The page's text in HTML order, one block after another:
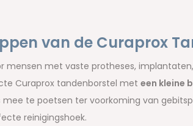
van de Curaprox
mensen met vaste protheses,
Curaprox tandenborstel met een kleine
mee te poetsen ter voorkoming van
reinigingshoek.